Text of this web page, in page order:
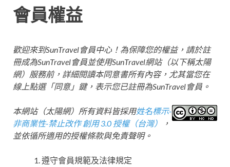
會員權益
歡迎來到SunTravel會員中心！為保障您的權益，請於註
冊成為SunTravel會員並使用SunTravel網站（以下稱太陽
網）服務前，詳細閱讀本同意書所有內容，尤其當您在
線上點選「同意」鍵，表示您已註冊為SunTravel會員。
本網站（太陽網）所有資料皆採用姓名標示-
非商業性-禁止改作 創用 3.0 授權（台灣）
，
並依循所適用的授權條款與免責聲明。
遵守會員規範及法律規定